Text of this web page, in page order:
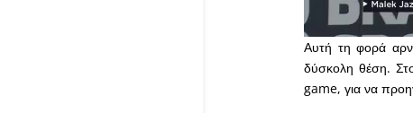
Αυτή τη φορά
δύσκολη θέση.
game, για να